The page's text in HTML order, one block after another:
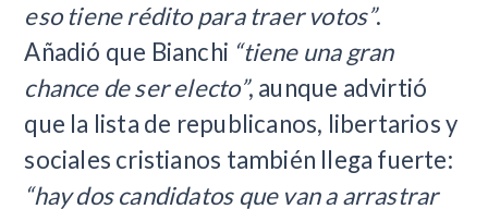
eso tiene rédito para traer votos”.
Añadió que Bianchi “tiene una gran
chance de ser electo”, aunque advirtió
que la lista de republicanos, libertarios y
sociales cristianos también llega fuerte:
“hay dos candidatos que van a arrastrar